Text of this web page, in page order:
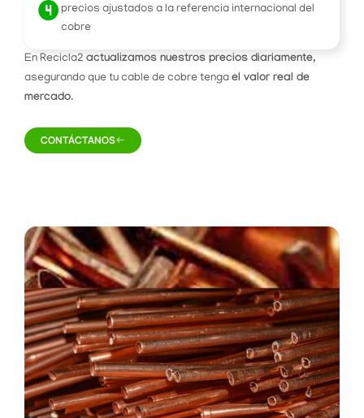
precios ajustados a la referencia internacional del
cobre
En Recicla2 actualizamos nuestros precios diariamente,
asegurando que tu cable de cobre tenga el valor real de
mercado.
CONTÁCTANOS